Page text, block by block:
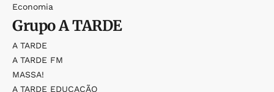
Economia
GrupoA TARDE
A TARDE
A TARDE FM
MASSA!
A TARDE EDUCAÇÃO